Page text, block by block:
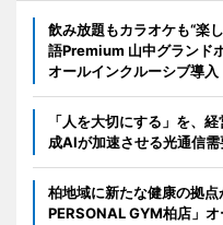
飲み放題もカラオケも“楽
語Premium 山中グランド
オールインクルーシブ導入
「人を大切にする」を、
成AIが加速させる光通信
柏地域に新たな健康の拠
PERSONAL GYM柏店」オ